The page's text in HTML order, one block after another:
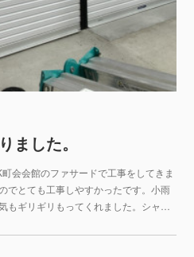
ました。
会会館のファサードで工事をしてきま
でとても工事しやすかったです。小雨
もギリギリもってくれました。シャ…